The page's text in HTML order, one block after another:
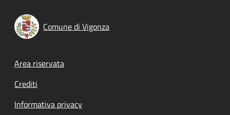
Comune di Vigonza
Footer menu
Area riservata
Crediti
Informativa privacy